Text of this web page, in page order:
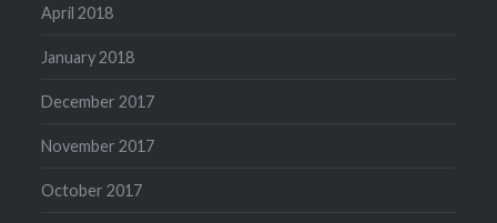
April 2018
January 2018
December 2017
November 2017
October 2017